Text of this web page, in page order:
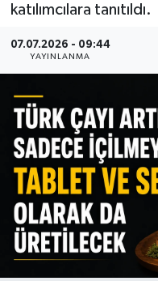
katılımcılara tanıtıldı.
07.07.2026 - 09:44
YAYINLANMA